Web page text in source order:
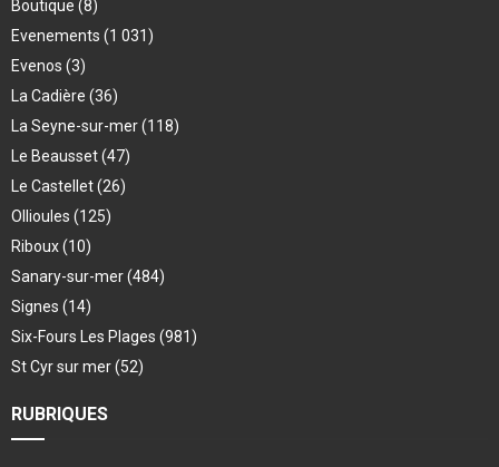
Boutique (8)
Evenements (1 031)
Evenos (3)
La Cadière (36)
La Seyne-sur-mer(118)
Le Beausset(47)
Le Castellet(26)
Ollioules (125)
Riboux(10)
Sanary-sur-mer(484)
Signes (14)
Six-Fours Les Plages (981)
St Cyr sur mer(52)
RUBRIQUES